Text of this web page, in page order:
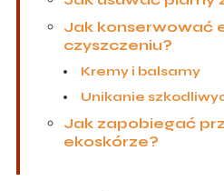
Jak konserwować
czyszczeniu?
Kremy i balsamy
Unikanie
Jak zapobiegać
ekoskórze?